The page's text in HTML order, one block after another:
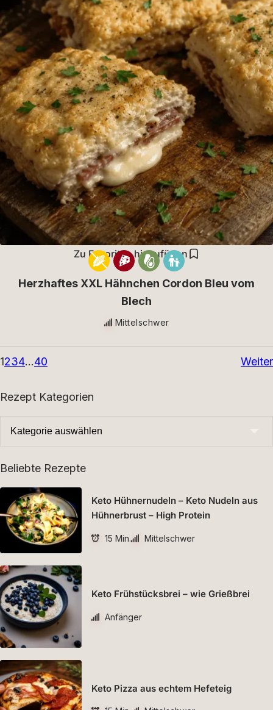
Zu Favoriten hinzufügen
Herzhaftes XXL Hähnchen Cordon Bleu vom
Blech
Mittelschwer
1234…40 Weiter
Rezept Kategorien
Beliebte Rezepte
Keto Hühnernudeln – Keto Nudeln aus
Hühnerbrust – High Protein
15 Min. Mittelschwer
Keto Frühstücksbrei – wie Grießbrei
Anfänger
Keto Pizza aus echtem Hefeteig